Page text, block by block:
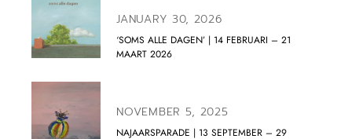
JANUARY 30, 2026
‘SOMS ALLE DAGEN’ | 14 FEBRUARI – 21
MAART 2026
NOVEMBER 5, 2025
NAJAARSPARADE | 13 SEPTEMBER – 29